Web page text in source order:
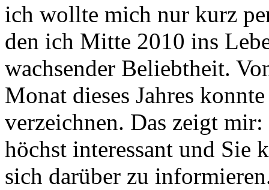
ich wollte mich nur kurz
den ich Mitte 2010 ins
wachsender Beliebtheit.
Monat dieses Jahres
verzeichnen. Das zeigt
höchst interessant und Sie
sich darüber zu